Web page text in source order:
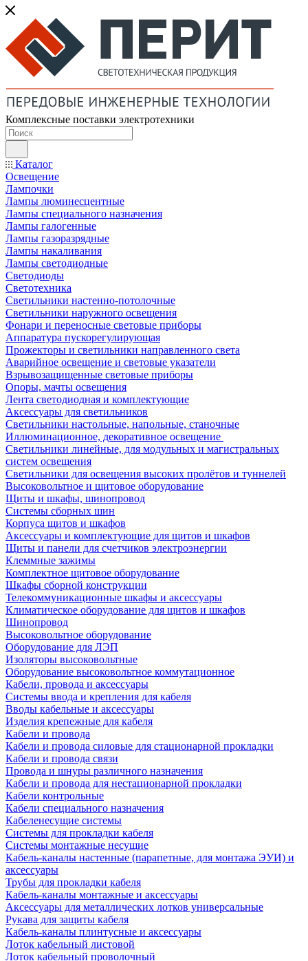
Комплексные поставки электротехники
Каталог
Освещение
Лампочки
Лампы люминесцентные
Лампы специального назначения
Лампы галогенные
Лампы газоразрядные
Лампы накаливания
Лампы светодиодные
Светодиоды
Светотехника
Светильники настенно-потолочные
Светильники наружного освещения
Фонари и переносные световые приборы
Аппаратура пускорегулирующая
Прожекторы и светильники направленного света
Аварийное освещение и световые указатели
Взрывозащищенные световые приборы
Опоры, мачты освещения
Лента светодиодная и комплектующие
Аксессуары для светильников
Светильники настольные, напольные, станочные
Иллюминационное, декоративное освещение
Светильники линейные, для модульных и магистральных
систем освещения
Светильники для освещения высоких пролётов и туннелей
Высоковольтное и щитовое оборудование
Щиты и шкафы, шинопровод
Системы сборных шин
Корпуса щитов и шкафов
Аксессуары и комплектующие для щитов и шкафов
Щиты и панели для счетчиков электроэнергии
Клеммные зажимы
Комплектное щитовое оборудование
Шкафы сборной конструкции
Телекоммуникационные шкафы и аксессуары
Климатическое оборудование для щитов и шкафов
Шинопровод
Высоковольтное оборудование
Оборудование для ЛЭП
Изоляторы высоковольтные
Оборудование высоковольтное коммутационное
Кабели, провода и аксессуары
Системы ввода и крепления для кабеля
Вводы кабельные и аксессуары
Изделия крепежные для кабеля
Кабели и провода
Кабели и провода силовые для стационарной прокладки
Кабели и провода связи
Провода и шнуры различного назначения
Кабели и провода для нестационарной прокладки
Кабели контрольные
Кабели специального назначения
Кабеленесущие системы
Системы для прокладки кабеля
Системы монтажные несущие
Кабель-каналы настенные (парапетные, для монтажа ЭУИ) и
аксессуары
Трубы для прокладки кабеля
Кабель-каналы монтажные и аксессуары
Аксессуары для металлических лотков универсальные
Рукава для защиты кабеля
Кабель-каналы плинтусные и аксессуары
Лоток кабельный листовой
Лоток кабельный проволочный